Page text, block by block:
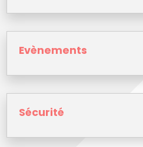
Evènements
Sécurité